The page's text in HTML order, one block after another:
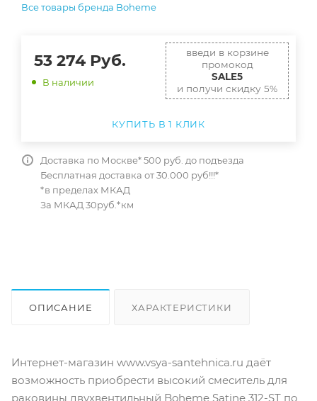
Все товары бренда Boheme
53 274 Руб.
В наличии
введи в корзине
промокод
SALE5
и получи скидку 5%
КУПИТЬ В 1 КЛИК
Доставка по Москве* 500 руб. до подъезда
Бесплатная доставка от 30.000 руб!!!*
*в пределах МКАД
За МКАД 30руб.*км
ОПИСАНИЕ ХАРАКТЕРИСТИКИ
Интернет-магазин www.vsya-santehnica.ru даёт
возможность приобрести высокий смеситель для
раковины двухвентильный Boheme Satine 312-ST по